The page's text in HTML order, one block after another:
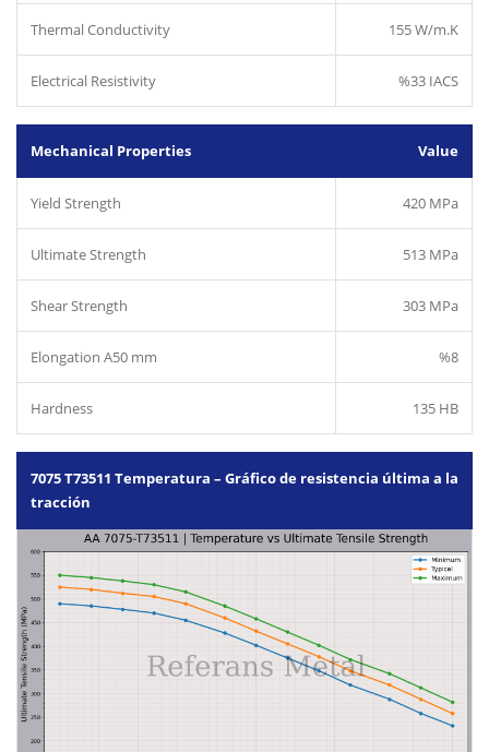
Thermal Conductivity 155 W/m.K
Electrical Resistivity %33 IACS
Mechanical Properties Value
Yield Strength 420 MPa
Ultimate Strength 513 MPa
Shear Strength 303 MPa
Elongation A50 mm %8
Hardness 135 HB
7075 T73511 Temperatura – Gráfico de resistencia última a la
tracción